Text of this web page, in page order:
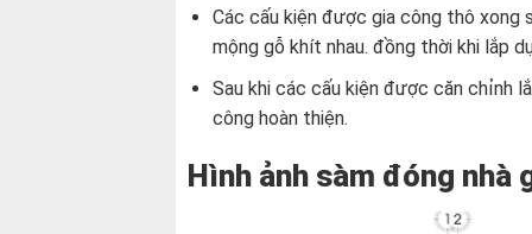
Các cấu kiện được gia công thô xong
mộng gỗ khít nhau. đồng thời khi lắp
Sau khi các cấu kiện được căn chỉnh
công hoàn thiện.
Hình ảnh sàm đóng nhà